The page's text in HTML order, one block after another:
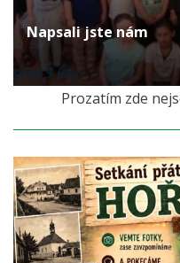
Napsali jste nám
před 9 lety
Prozatím zde